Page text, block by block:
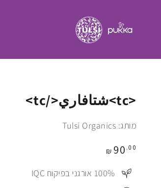
<tc>شتافاري</tc>
מותג: Tulsi Organics
מחיר ₪ 90 .00
100%⠀ אורגני בפיקוח IQC